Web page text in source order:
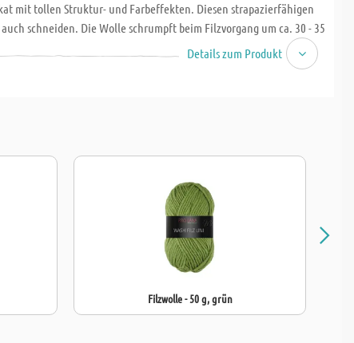
mit tollen Struktur- und Farbeffekten. Diesen strapazierfähigen
schneiden. Die Wolle schrumpft beim Filzvorgang um ca. 30 - 35
Details zum Produkt
Filzwolle - 50 g, grün